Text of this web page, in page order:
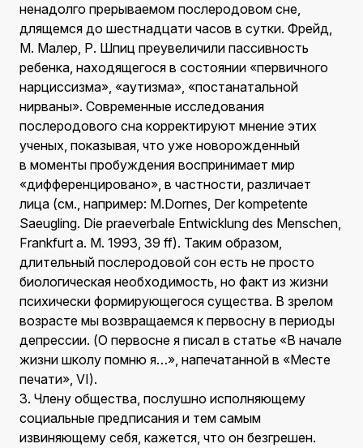
ненадолго прерываемом послеродовом сне,
длящемся до шестнадцати часов в сутки. Фрейд,
М. Малер, Р. Шпиц преувеличили пассивность
ребенка, находящегося в состоянии «первичного
нарциссизма», «аутизма», «постанатальной
нирваны». Современные исследования
послеродового сна корректируют мнение этих
ученых, показывая, что уже новорожденный
в моменты пробуждения воспринимает мир
«дифференцировано», в частности, различает
лица (см., например: M.Dornes, Der kompetente
Saeugling. Die praeverbale Entwicklung des Menschen,
Frankfurt a. M. 1993, 39 ff). Таким образом,
длительный послеродовой сон есть не просто
биологическая необходимость, но факт из жизни
психически формирующегося существа. В зрелом
возрасте мы возвращаемся к первосну в периоды
депрессии. (О первосне я писал в статье «В начале
жизни школу помню я…», напечатанной в «Месте
печати», VI).
3. Члену общества, послушно исполняющему
социальные предписания и тем самым
извиняющему себя, кажется, что он безгрешен.